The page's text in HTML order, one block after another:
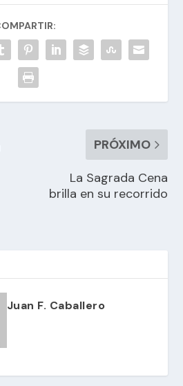
PRÓXIMO
La Sagrada Cena
brilla en su recorrido
Juan F. Caballero